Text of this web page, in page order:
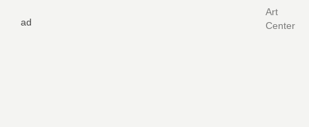
ad
Art
Center